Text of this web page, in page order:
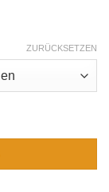
ZURÜCKSETZEN